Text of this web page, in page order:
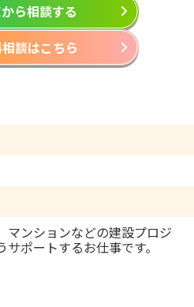
ら相談する
談はこちら
マンションなどの建設プロジ
ポートするお仕事です。